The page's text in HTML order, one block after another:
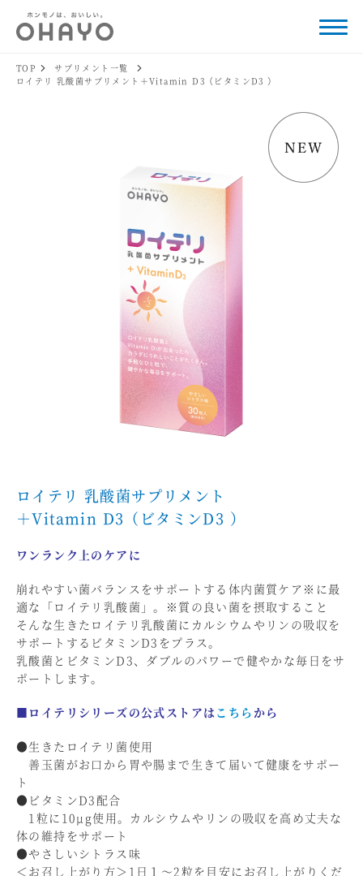
TOP
サプリメント一覧
ロイテリ 乳酸菌サプリメント＋Vitamin D3（ビタミンD3 ）
ロイテリ 乳酸菌サプリメント
＋Vitamin D3（ビタミンD3 ）
ワンランク上のケアに
崩れやすい菌バランスをサポートする体内菌質ケア※に最
適な「ロイテリ乳酸菌」。※質の良い菌を摂取すること
そんな生きたロイテリ乳酸菌にカルシウムやリンの吸収を
サポートするビタミンD3をプラス。
乳酸菌とビタミンD3、ダブルのパワーで健やかな毎日をサ
ポートします。
■ロイテリシリーズの公式ストアはこちら から
●生きたロイテリ菌使用
善玉菌がお口から胃や腸まで生きて届いて健康をサポー
ト
●ビタミンD3配合
1粒に10μg使用。カルシウムやリンの吸収を高め丈夫な
体の維持をサポート
●やさしいシトラス味
＜お召し上がり方＞1日１～2粒を目安にお召し上がりくだ